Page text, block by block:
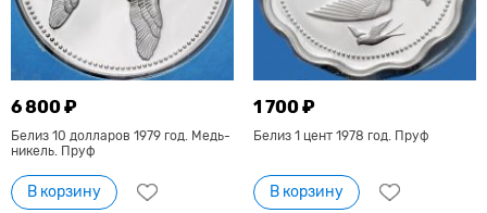
6 800 ₽
Белиз 10 долларов 1979 год. Медь-
никель. Пруф
В корзину
1 700 ₽
Белиз 1 цент 1978 год. Пруф
В корзину